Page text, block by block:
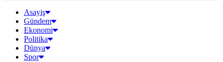
Asayiş
Gündem
Ekonomi
Politika
Dünya
Spor